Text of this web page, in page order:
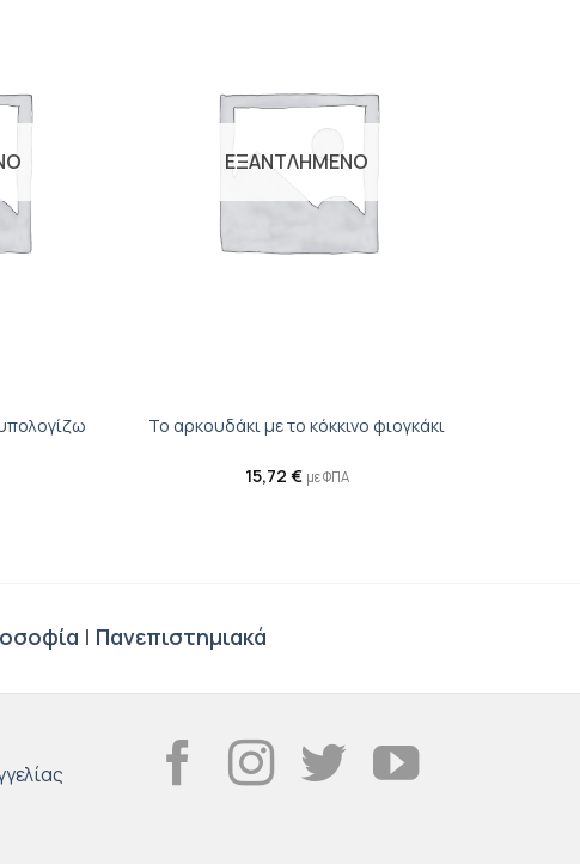
ΕΞΑΝΤΛΗΜΕΝΟ
Το αρκουδάκι με το κόκκινο φιογκάκι
15,72 € με ΦΠΑ
| Πανεπιστημιακά